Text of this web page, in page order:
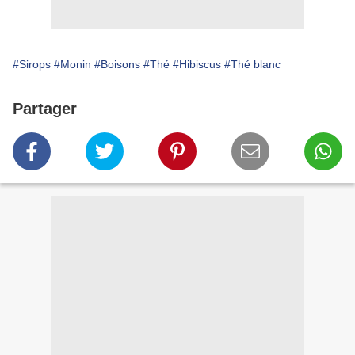
#Sirops #Monin #Boisons #Thé #Hibiscus #Thé blanc
Partager